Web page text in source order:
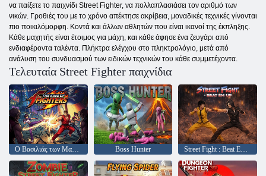
να παίξετε το παιχνίδι Street Fighter, να πολλαπλασιάσει τον αριθμό των
νικών. Γροθιές του με το χρόνο απέκτησε ακρίβεια, μοναδικές τεχνικές γίνονται
πιο ποικιλόμορφη. Κοντά και άλλων αθλητών που είναι ικανοί της έκπληξης.
Κάθε μαχητής είναι έτοιμος για μάχη, και κάθε άφησε ένα ζευγάρι από
ενδιαφέροντα ταλέντα. Πλήκτρα ελέγχου στο πληκτρολόγιο, μετά από
ανάλυση του συνδυασμού των ειδικών τεχνικών του κάθε συμμετέχοντα.
Τελευταία Street Fighter παιχνίδια
Boss Hunter